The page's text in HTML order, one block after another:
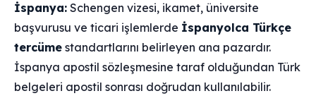
İspanya: Schengen vizesi, ikamet, üniversite
başvurusu ve ticari işlemlerde İspanyolca Türkçe
tercüme standartlarını belirleyen ana pazardır.
İspanya apostil sözleşmesine taraf olduğundan Türk
belgeleri apostil sonrası doğrudan kullanılabilir.